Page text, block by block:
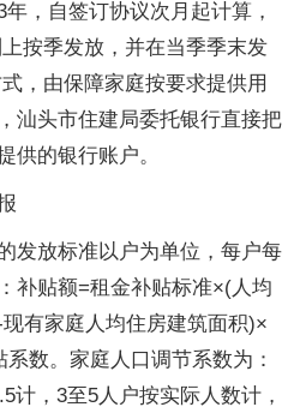
，自签订协议次月起计算，
按季发放，并在当季季末发
，由保障家庭按要求提供用
汕头市住建局委托银行直接把
供的银行账户。
发放标准以户为单位，每户每
补贴额=租金补贴标准×(人均
有家庭人均住房建筑面积)×
数。家庭人口调节系数为：
计，3至5人户按实际人数计，